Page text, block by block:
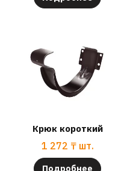
Крюк короткий
1 272 ₸ шт.
Подробнее